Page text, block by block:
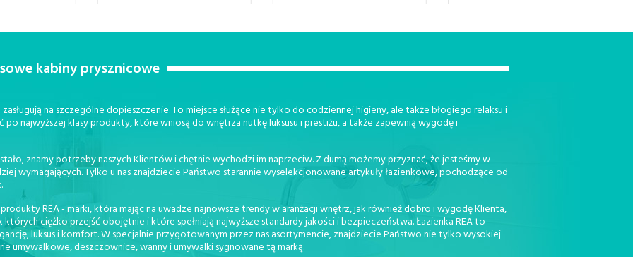
kabiny prysznicowe
na szczególne dopieszczenie. To miejsce służące nie tylko do codziennej higieny, ale także błogiego relaksu i
po najwyższej klasy produkty, które wniosą do wnętrza nutkę luksusu i prestiżu, a także zapewnią wygodę i
znamy potrzeby naszych Klientów i chętnie wychodzi im naprzeciw. Z dumą możemy przyznać, że jesteśmy w
wymagających. Tylko u nas znajdziecie Państwo starannie wyselekcjonowane artykuły łazienkowe, pochodzące od
REA - marki, która mając na uwadze najnowsze trendy w aranżacji wnętrz, jak również dobro i wygodę Klienta,
ciężko przejść obojętnie i które spełniają najwyższe standardy jakości i bezpieczeństwa. Łazienka REA to
luksus i komfort. W specjalnie przygotowanym przez nas asortymencie, znajdziecie Państwo nie tylko wysokiej
umywalkowe, deszczownice, wanny i umywalki sygnowane tą marką.